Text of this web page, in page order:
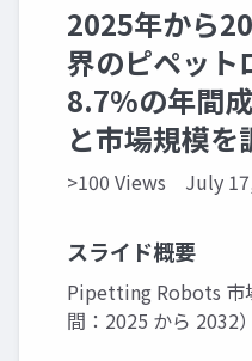
2025年から
界のピペット
8.7%の年間成
と市場規模を
>100 Views July
スライド概要
Pipetting Robots 市
間：2025 から 2032）